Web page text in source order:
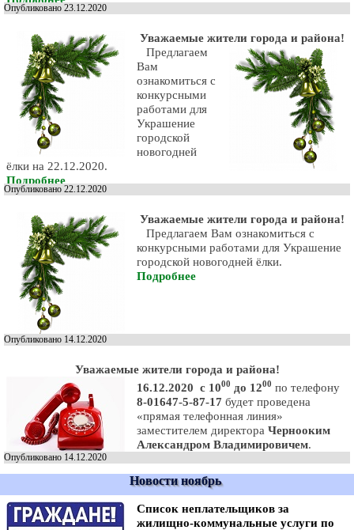
Опубликовано 23.12.2020
Уважаемые жители города и района!
Предлагаем
Вам
ознакомиться с
конкурсными
работами для
Украшение
городской
новогодней
ёлки на 22.12.2020.
Подробнее
Опубликовано 22.12.2020
Уважаемые жители города и района!
Предлагаем Вам ознакомиться с
конкурсными работами для Украшение
городской новогодней ёлки.
Подробнее
Опубликовано 14.12.2020
Уважаемые жители города и района!
16.12.2020 с 1000 до 1200 по телефону
8-01647-5-87-17 будет проведена
«прямая телефонная линия»
заместителем директора Чернооким
Александром Владимировичем.
Опубликовано 14.12.2020
Новости ноябрь
Список неплательщиков за
жилищно-коммунальные услуги по